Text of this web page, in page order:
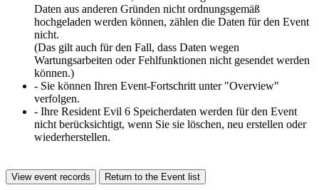
Daten aus anderen Gründen nicht ordnungsgemäß
hochgeladen werden können, zählen die Daten für den Event
nicht.
(Das gilt auch für den Fall, dass Daten wegen
Wartungsarbeiten oder Fehlfunktionen nicht gesendet werden
können.)
- Sie können Ihren Event-Fortschritt unter "Overview"
verfolgen.
- Ihre Resident Evil 6 Speicherdaten werden für den Event
nicht berücksichtigt, wenn Sie sie löschen, neu erstellen oder
wiederherstellen.